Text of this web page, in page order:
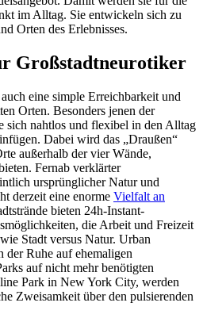
im Alltag. Sie entwickeln sich zu
Orten des Erlebnisses.
Großstadtneurotiker
eine simple Erreichbarkeit und
Orten. Besonders jenen der
sich nahtlos und flexibel in den Alltag
Dabei wird das „Draußen“
außerhalb der vier Wände,
Fernab verklärter
ursprünglicher Natur und
derzeit eine enorme Vielfalt an
bieten 24h-Instant-
die Arbeit und Freizeit
Stadt versus Natur. Urban
der Ruhe auf ehemaligen
auf nicht mehr benötigten
Park in New York City, werden
Zweisamkeit über den pulsierenden